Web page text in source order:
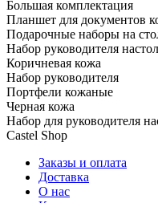
Большая комплектация
Планшет для документов
Подарочные наборы на
Набор руководителя
Коричневая кожа
Набор руководителя
Портфели кожаные
Черная кожа
Набор для руководителя
Castel Shop
Заказы и оплата
Доставка
О нас